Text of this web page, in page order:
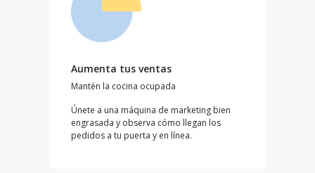
Aumenta tus ventas
Mantén la cocina ocupada
Únete a una máquina de marketing bien
engrasada y observa cómo llegan los
pedidos a tu puerta y en línea.